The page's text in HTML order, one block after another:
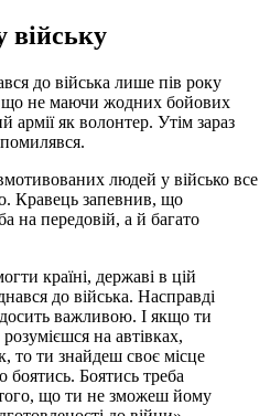
війську
до війська лише пів року
що не маючи жодних бойових
армії як волонтер. Утім зараз
людей у військо все
Кравець запевнив, що
на передовій, а й багато
країні, державі в цій
до війська. Насправді
досить важливою. І якщо ти
на автівках,
то ти знайдеш своє місце
боятись. Боятись треба
що ти не зможеш йому